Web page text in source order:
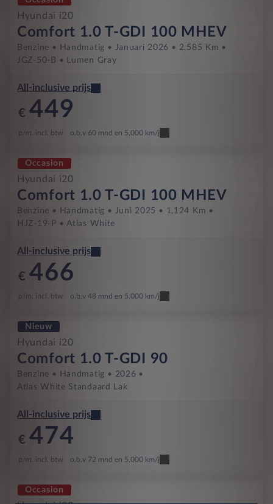
Hyundai i20
Comfort 1.0 T-GDI 100 MHEV
Benzine Handmatig Januari 2026
2,585 Km
JGZ-50-B
Lumen Gray
All-inclusive prijs
€ 449
p/m. incl. btw o.b.v 60 mnd en 5,000 km/j
Occasion
Hyundai i20
Comfort 1.0 T-GDI 100 MHEV
Benzine Handmatig Juni 2025
1,124 Km
HJZ-19-P
Atlas White
All-inclusive prijs
€ 466
p/m. incl. btw o.b.v 48 mnd en 5,000 km/j
Nieuw
Hyundai i20
Comfort 1.0 T-GDI 90
Benzine Handmatig
2026
Atlas White Standaard Lak
All-inclusive prijs
€ 474
p/m. incl. btw o.b.v 72 mnd en 5,000 km/j
Occasion